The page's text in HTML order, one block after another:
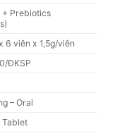
+ Prebiotics
6 viên x 1,5g/viên
ĐKSP
– Oral
Tablet